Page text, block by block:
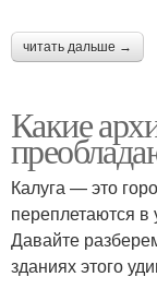
читать дальше →
Какие
Калуга — это
переплетаются
Давайте
зданиях этого